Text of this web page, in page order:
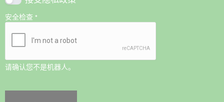
安全检查 *
请确认您不是机器人。